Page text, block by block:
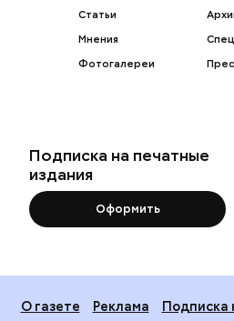
Статьи
Мнения
Фотогалереи
Подписка на печатные
издания
Оформить
О газете Реклама
Подписка